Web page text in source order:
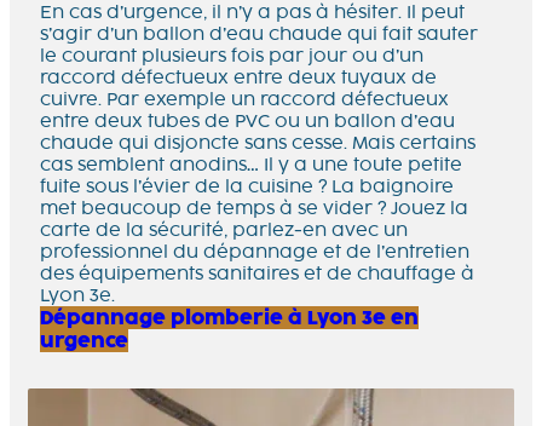
En cas d’urgence, il n’y a pas à hésiter. Il peut
s’agir d’un ballon d’eau chaude qui fait sauter
le courant plusieurs fois par jour ou d’un
raccord défectueux entre deux tuyaux de
cuivre. Par exemple un raccord défectueux
entre deux tubes de PVC ou un ballon d’eau
chaude qui disjoncte sans cesse. Mais certains
cas semblent anodins… Il y a une toute petite
fuite sous l’évier de la cuisine ? La baignoire
met beaucoup de temps à se vider ? Jouez la
carte de la sécurité, parlez-en avec un
professionnel du dépannage et de l’entretien
des équipements sanitaires et de chauffage à
Lyon 3e.
Dépannage plomberie à Lyon 3e en
urgence